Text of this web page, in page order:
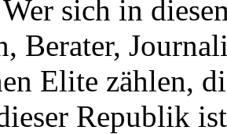
sich in
Berater,
Elite zählen,
Republik